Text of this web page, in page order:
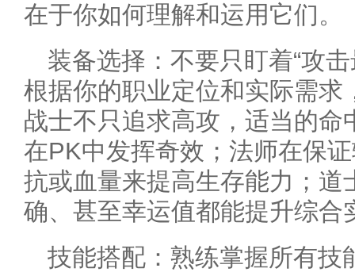
在于你如何理解和运用它们。
装备选择：不要只盯着“攻
根据你的职业定位和实际需求
战士不只追求高攻，适当的命
在PK中发挥奇效；法师在保
抗或血量来提高生存能力；道
确、甚至幸运值都能提升综合
技能搭配：熟练掌握所有技